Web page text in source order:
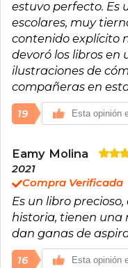
estuvo perfecto. Es
escolares, muy
contenido explícito
devoró los libros en
ilustraciones de
compañeras en
19 Esta opinión
Eamy Molina
2021
Compra Verificada
Es un libro
historia, tienen una
dan ganas de
16 Esta opinión